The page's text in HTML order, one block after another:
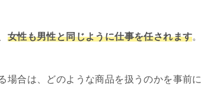
女性も男性と同じように仕事を任されます。
場合は、どのような商品を扱うのかを事前に